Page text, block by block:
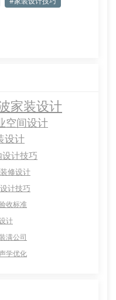
家装设计
空间设计
设计
计技巧
修设计
计技巧
收标准
计
潢公司
学优化